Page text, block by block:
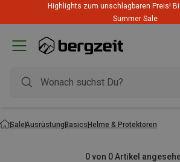
Highlights zum unschlagbaren Preis!
Summer Sale
SaleAusrüstungBasicsHelme & Protektoren
0 von 0 Artikel